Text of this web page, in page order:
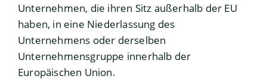
Unternehmen, die ihren Sitz außerhalb der EU
haben, in eine Niederlassung des
Unternehmens oder derselben
Unternehmensgruppe innerhalb der
Europäischen Union.